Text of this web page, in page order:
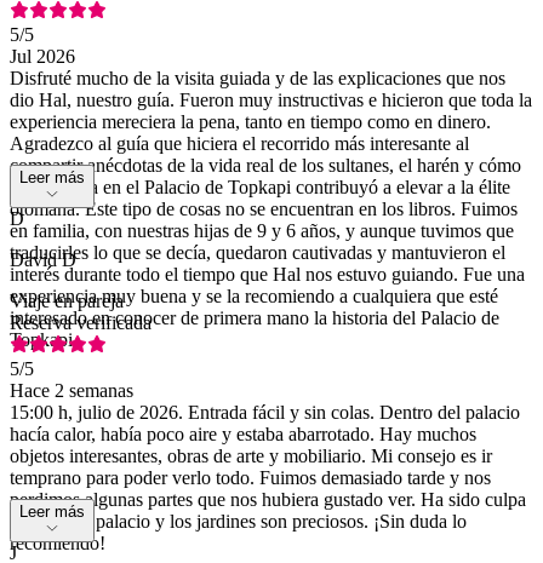
5/5
Jul 2026
Disfruté mucho de la visita guiada y de las explicaciones que nos
dio Hal, nuestro guía. Fueron muy instructivas e hicieron que toda la
experiencia mereciera la pena, tanto en tiempo como en dinero.
Agradezco al guía que hiciera el recorrido más interesante al
compartir anécdotas de la vida real de los sultanes, el harén y cómo
toda la vida en el Palacio de Topkapi contribuyó a elevar a la élite
otomana. Este tipo de cosas no se encuentran en los libros. Fuimos
en familia, con nuestras hijas de 9 y 6 años, y aunque tuvimos que
traducirles lo que se decía, quedaron cautivadas y mantuvieron el
interés durante todo el tiempo que Hal nos estuvo guiando. Fue una
experiencia muy buena y se la recomiendo a cualquiera que esté
interesado en conocer de primera mano la historia del Palacio de
Topkapi.
Leer más
D
David D
Viaje en pareja
Reserva verificada
5/5
Hace 2 semanas
15:00 h, julio de 2026. Entrada fácil y sin colas. Dentro del palacio
hacía calor, había poco aire y estaba abarrotado. Hay muchos
objetos interesantes, obras de arte y mobiliario. Mi consejo es ir
temprano para poder verlo todo. Fuimos demasiado tarde y nos
perdimos algunas partes que nos hubiera gustado ver. Ha sido culpa
nuestra. El palacio y los jardines son preciosos. ¡Sin duda lo
recomiendo!
Leer más
J